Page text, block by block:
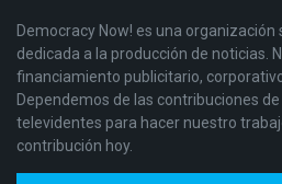
Democracy Now! es una
dedicada a la producción de noticias.
financiamiento publicitario,
Dependemos de las contribuciones
televidentes para hacer nuestro
contribución hoy.